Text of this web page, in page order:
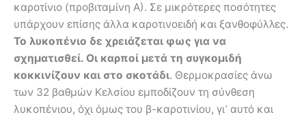
καροτίνιο (προβιταμίνη Α). Σε μικρότερες ποσότητες
υπάρχουν επίσης άλλα καροτινοειδή και ξανθοφύλλες.
Το λυκοπένιο δε χρειάζεται φως για να
σχηματισθεί. Οι καρποί μετά τη συγκομιδή
κοκκινίζουν και στο σκοτάδι. Θερμοκρασίες άνω
των 32 βαθμών Κελσίου εμποδίζουν τη σύνθεση
λυκοπένιου, όχι όμως του β-καροτινίου, γι’ αυτό και